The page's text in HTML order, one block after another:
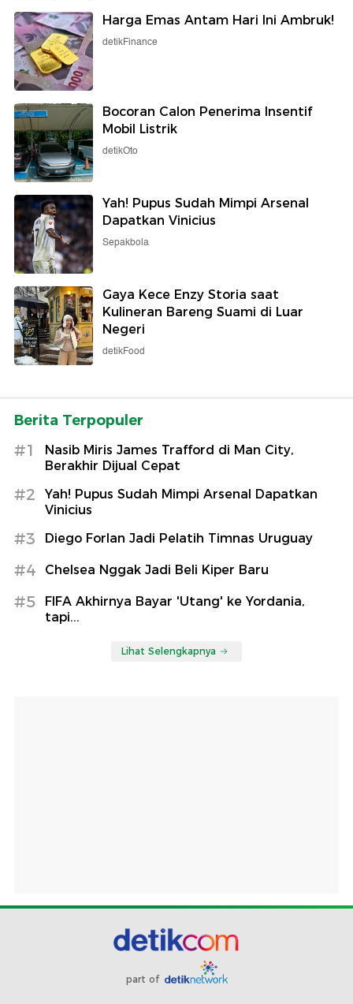
Harga Emas Antam Hari Ini Ambruk!
detikFinance
Bocoran Calon Penerima Insentif
Mobil Listrik
detikOto
Yah! Pupus Sudah Mimpi Arsenal
Dapatkan Vinicius
Sepakbola
Gaya Kece Enzy Storia saat
Kulineran Bareng Suami di Luar
Negeri
detikFood
Berita Terpopuler
#1
Nasib Miris James Trafford di Man City,
Berakhir Dijual Cepat
#2
Yah! Pupus Sudah Mimpi Arsenal Dapatkan
Vinicius
#3 Diego Forlan Jadi Pelatih Timnas Uruguay
#4 Chelsea Nggak Jadi Beli Kiper Baru
#5
FIFA Akhirnya Bayar 'Utang' ke Yordania,
tapi...
Lihat Selengkapnya
part of